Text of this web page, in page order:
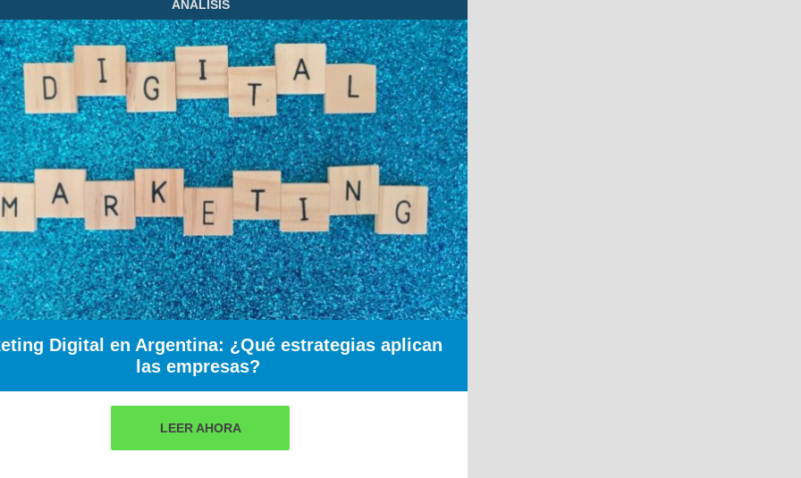
ANÁLISIS
Digital en Argentina: ¿Qué estrategias aplican
las empresas?
LEER AHORA